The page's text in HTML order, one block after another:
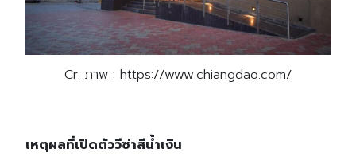
Cr. ภาพ : https://www.chiangdao.com/
เหตุผลที่เปิดตัววีซ่าสีน้ำเงิน